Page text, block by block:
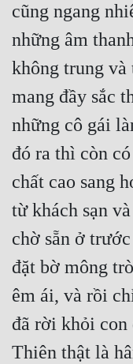
cũng ngang
những âm
không trung và
mang đầy sắc
những cô gái
đó ra thì còn
chất cao sang
từ khách sạn
chờ sẵn ở
đặt bờ mông
êm ái, và rồi
đã rời khỏi
Thiên thật là